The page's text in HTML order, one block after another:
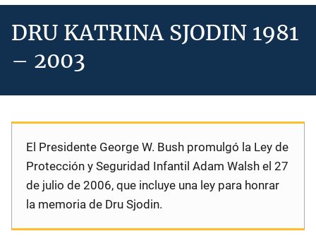
DRU KATRINA SJODIN 1981
– 2003
El Presidente George W. Bush promulgó la Ley de
Protección y Seguridad Infantil Adam Walsh el 27
de julio de 2006, que incluye una ley para honrar
la memoria de Dru Sjodin.